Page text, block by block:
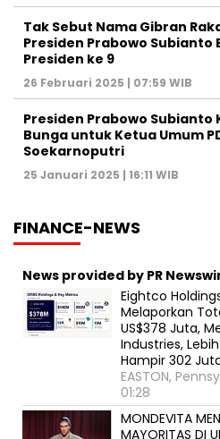
Tak Sebut Nama Gibran
Presiden Prabowo Subianto
Presiden ke 9
26 Februari 2025 | 07:59 WIB
Presiden Prabowo Subianto
Bunga untuk Ketua Umum
Soekarnoputri
25 Januari 2025 | 16:11 WIB
FINANCE-NEWS
News provided by PR
Eightco
Melaporkan
US$378 Juta,
Industries,
Hampir 302
EASTON,
01:28
MONDEVITA
MAYORITAS DI